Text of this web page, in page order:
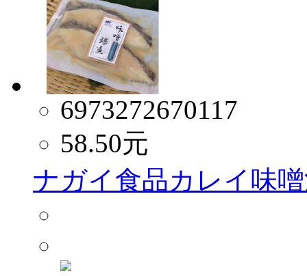
6973272670117
58.50元
ナガイ食品カレイ味